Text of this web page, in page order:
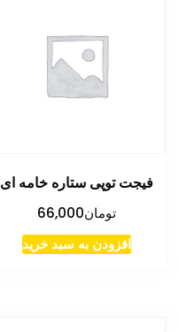
فیجت توپی ستاره خامه ای
تومان66,000
افزودن به سبد خرید